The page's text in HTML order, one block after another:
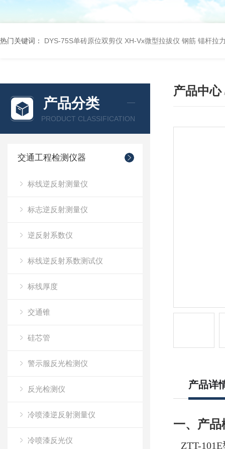
热门关键词： DYS-75S单砖原位双剪仪 XH-Vx微型拉拔仪 钢筋 锚杆拉
产品分类
PRODUCT CLASSIFICATION
交通工程检测仪器
标线逆反射测量仪
标志逆反射测量仪
逆反射系数仪
标线逆反射系数测试仪
标线厚度
交通锥
硅芯管
警示服反光检测仪
反光检测仪
冷喷漆逆反射测量仪
冷喷漆反光仪
产品中心
产品详
一、产品
ZTT-